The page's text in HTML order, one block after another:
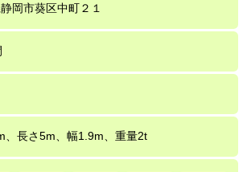
岡市葵区中町２１
、長さ5m、幅1.9m、重量2t